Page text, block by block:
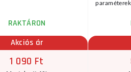
RAKTÁRON
Akciós ár
1 090 Ft